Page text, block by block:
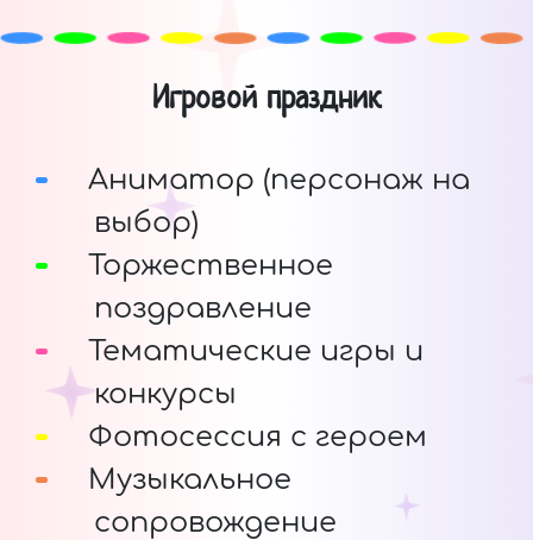
Игровой праздник
Аниматор (персонаж на
выбор)
Торжественное
поздравление
Тематические игры и
конкурсы
Фотосессия с героем
Музыкальное
сопровождение